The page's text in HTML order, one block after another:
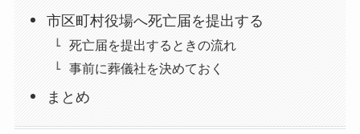
市区町村役場へ死亡届を提出する
死亡届を提出するときの流れ
事前に葬儀社を決めておく
まとめ